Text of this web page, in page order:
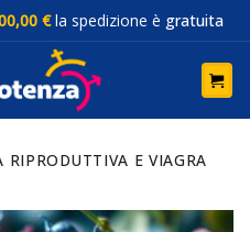
€la spedizione è gratuita
RIPRODUTTIVA E VIAGRA